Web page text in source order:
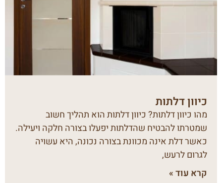
כיוון דלתות
מהו כיוון דלתות? כיוון דלתות הוא תהליך חשוב
שמטרתו להבטיח שהדלתות יפעלו בצורה חלקה ויעילה.
כאשר דלת אינה מכוונת בצורה נכונה, היא עשויה
לגרום לרעש,
קרא עוד »